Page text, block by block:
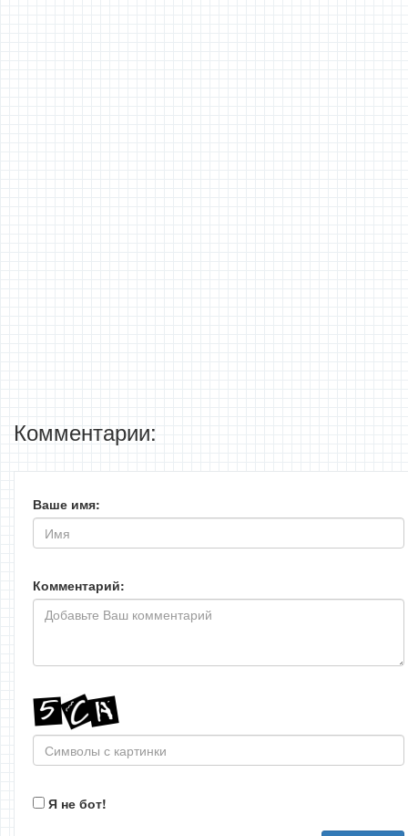
Комментарии:
Ваше имя:
Комментарий:
Я не бот!